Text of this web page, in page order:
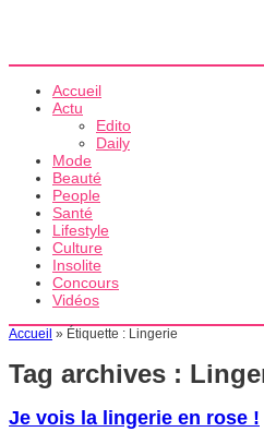
Accueil
Actu
Edito
Daily
Mode
Beauté
People
Santé
Lifestyle
Culture
Insolite
Concours
Vidéos
Accueil » Étiquette : Lingerie
Tag archives :
Je vois la lingerie en rose !